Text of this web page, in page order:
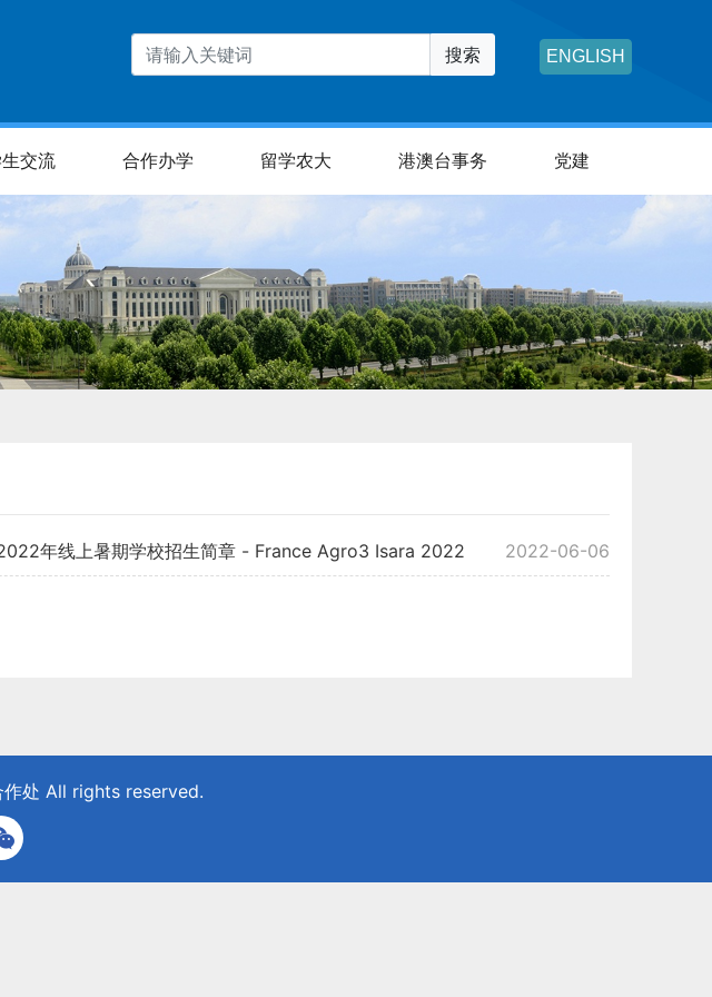
ENGLISH
搜索
交流 合作办学 留学农大 港澳台事务 党建
2022-06-06
年线上暑期学校招生简章 - France Agro3 Isara 2022
HERITAGE
处 All rights reserved.